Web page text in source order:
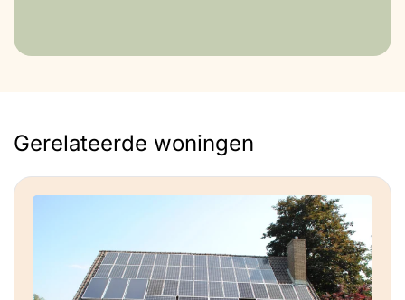
Gerelateerde woningen